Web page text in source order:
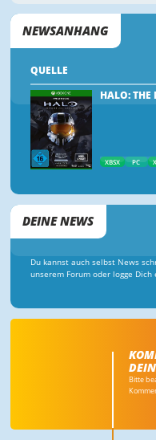
NEWSANHANG
QUELLE
HALO: THE
XBSX PC
DEINE NEWS
Du kannst auch selbst News
unserem Forum oder logge Dich
Bitte